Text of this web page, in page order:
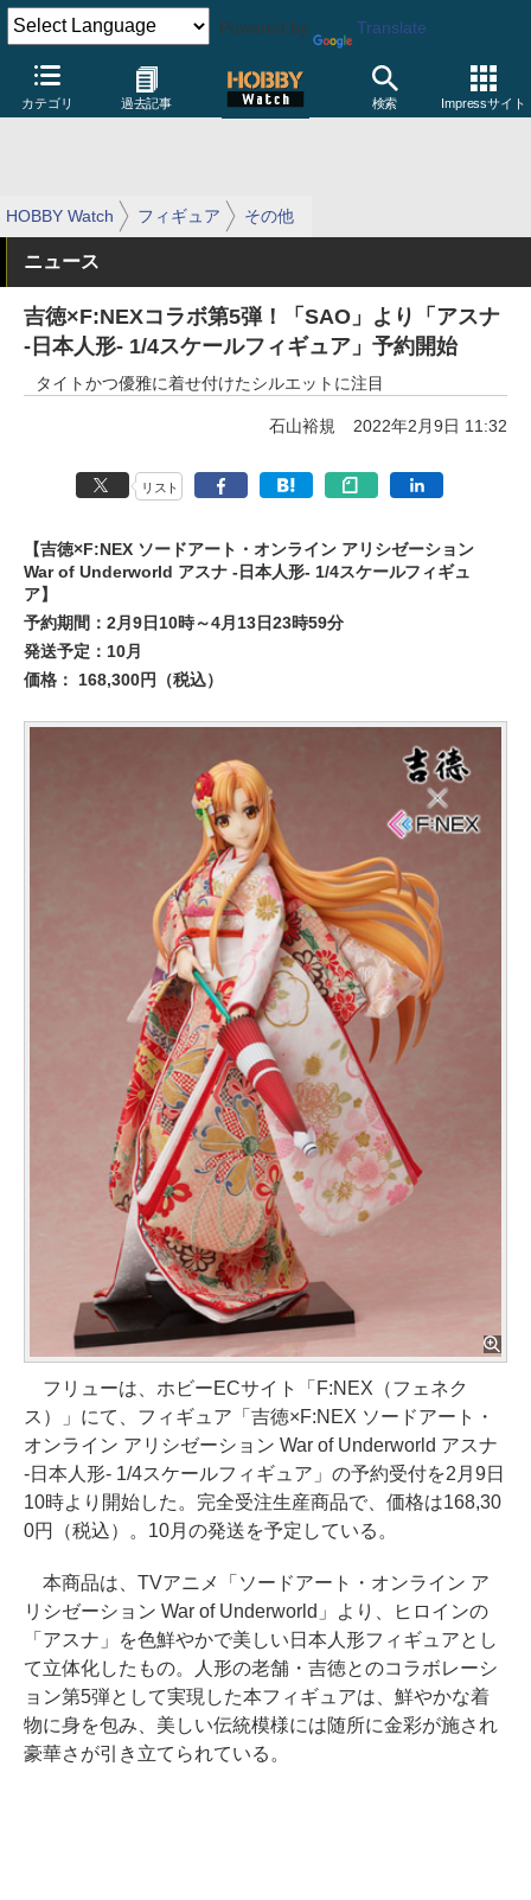
Powered by Translate
カテゴリ 過去記事 検索 Impressサイト
HOBBY Watch フィギュア その他
ニュース
吉徳×F:NEXコラボ第5弾！「SAO」より「アスナ
-日本人形- 1/4スケールフィギュア」予約開始
タイトかつ優雅に着せ付けたシルエットに注目
石山裕規 2022年2月9日 11:32
リスト
【吉徳×F:NEX ソードアート・オンライン アリシゼーション
War of Underworld アスナ -日本人形- 1/4スケールフィギュ
ア】
予約期間：2月9日10時～4月13日23時59分
発送予定：10月
価格： 168,300円（税込）
フリューは、ホビーECサイト「F:NEX（フェネク
ス）」にて、フィギュア「吉徳×F:NEX ソードアート・
オンライン アリシゼーション War of Underworld アスナ
-日本人形- 1/4スケールフィギュア」の予約受付を2月9日
10時より開始した。完全受注生産商品で、価格は168,30
0円（税込）。10月の発送を予定している。
本商品は、TVアニメ「ソードアート・オンライン ア
リシゼーション War of Underworld」より、ヒロインの
「アスナ」を色鮮やかで美しい日本人形フィギュアとし
て立体化したもの。人形の老舗・吉徳とのコラボレーシ
ョン第5弾として実現した本フィギュアは、鮮やかな着
物に身を包み、美しい伝統模様には随所に金彩が施され
豪華さが引き立てられている。